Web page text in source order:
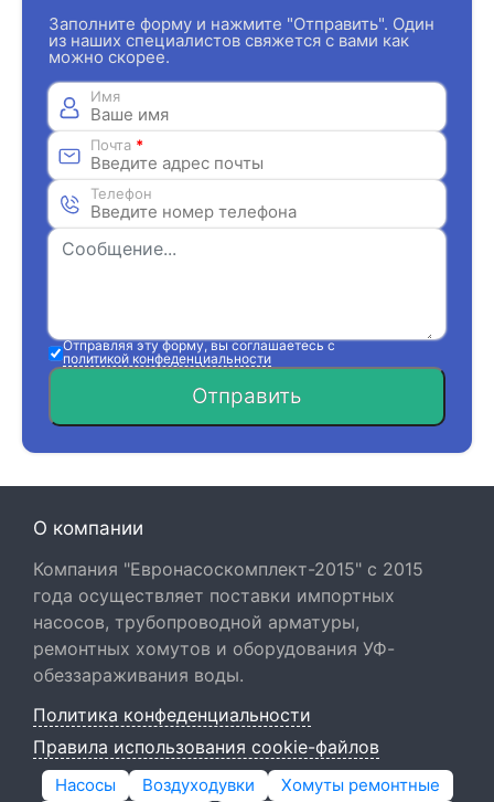
Заполните форму и нажмите "Отправить". Один
из наших специалистов свяжется с вами как
можно скорее.
Имя
Почта *
Телефон
Отправляя эту форму, вы соглашаетесь с
политикой конфеденциальности
Отправить
О компании
Компания "Евронасоскомплект-2015" с 2015
года осуществляет поставки импортных
насосов, трубопроводной арматуры,
ремонтных хомутов и оборудования УФ-
обеззараживания воды.
Политика конфеденциальности
Правила использования cookie-файлов
Насосы Воздуходувки Хомуты ремонтные